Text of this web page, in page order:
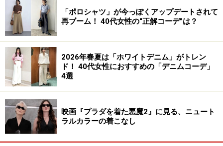
心と身体は密接につながっています。外見や言動など、
身体の振る舞いを変えることによって、性格も変わって
いきます。とくに、身につける「色」には、大きなパワ
ーがひそんでいます。色は人間の目が知覚する光の波長
です。
光の波動現象が視覚を通じて脳に伝わると、私た
ちの心と身体にさまざまな影響を与えます。
たいと思うのなら、色の力を上手に活用しましょう。
今回は、3つの見直したい性格を例に、ファッションの
色づかいのコツをお教えしましょう。
「ポロシャツ」が今っぽくアップデートされて
再ブーム！ 40代女性の“正解コーデ”は？
2026年春夏は「ホワイトデニム」がトレン
ド！ 40代女性におすすめの「デニムコーデ」
4選
映画『プラダを着た悪魔2』に見る、ニュート
ラルカラーの着こなし